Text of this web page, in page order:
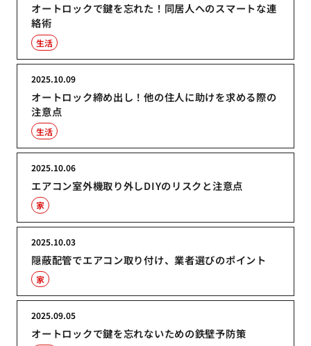
オートロックで鍵を忘れた！同居人へのスマートな連
絡術
生活
オートロック締め出し！他の住人に助けを求める際の
注意点
2025.10.09
生活
エアコン室外機取り外しDIYのリスクと注意点
2025.10.06
家
隠蔽配管でエアコン取り付け、業者選びのポイント
2025.10.03
家
オートロックで鍵を忘れないための鉄壁予防策
2025.09.05